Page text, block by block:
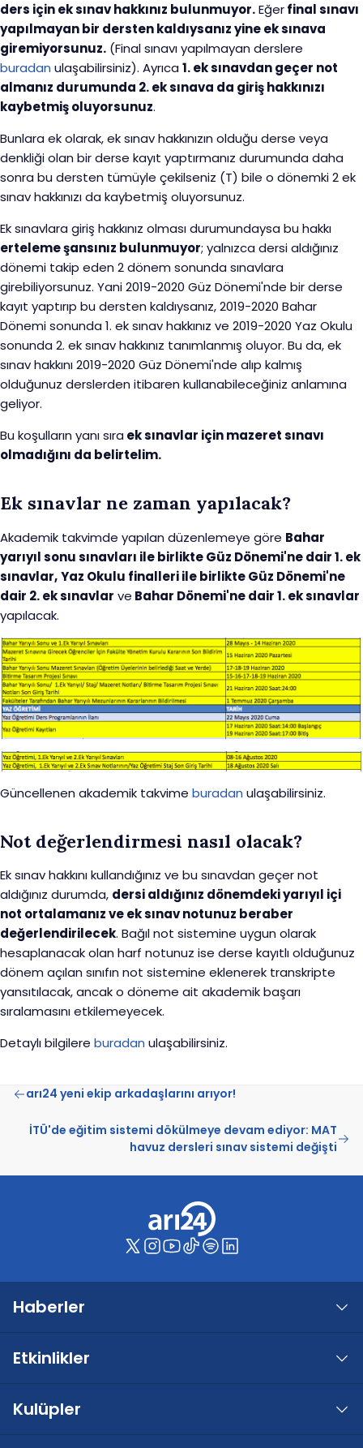
ders için ek sınav hakkınız bulunmuyor.Eğerfinal sınavı
yapılmayan bir dersten kaldıysanız yine ek sınava
giremiyorsunuz. (Final sınavı yapılmayan derslere
buradan ulaşabilirsiniz). Ayrıca 1. ek sınavdan geçer not
almanız durumunda 2. ek sınava da giriş hakkınızı
kaybetmiş oluyorsunuz.
Bunlara ek olarak, ek sınav hakkınızın olduğu derse veya
denkliği olan bir derse kayıt yaptırmanız durumunda daha
sonra bu dersten tümüyle çekilseniz (T) bile o dönemki 2 ek
sınav hakkınızı da kaybetmiş oluyorsunuz.
Ek sınavlara giriş hakkınız olması durumundaysa bu hakkı
erteleme şansınız bulunmuyor; yalnızca dersi aldığınız
dönemi takip eden 2 dönem sonunda sınavlara
girebiliyorsunuz. Yani 2019-2020 Güz Dönemi'nde bir derse
kayıt yaptırıp bu dersten kaldıysanız, 2019-2020 Bahar
Dönemi sonunda 1. ek sınav hakkınız ve 2019-2020 Yaz Okulu
sonunda 2. ek sınav hakkınız tanımlanmış oluyor. Bu da, ek
sınav hakkını 2019-2020 Güz Dönemi'nde alıp kalmış
olduğunuz derslerden itibaren kullanabileceğiniz anlamına
geliyor.
Bu koşulların yanı sıra ek sınavlar için mazeret sınavı
olmadığını da belirtelim.
Ek sınavlar ne zaman yapılacak?
Akademik takvimde yapılan düzenlemeye göre Bahar
yarıyıl sonu sınavları ile birlikte Güz Dönemi'ne dair 1. ek
sınavlar,Yaz Okulu finalleri ile birlikte Güz Dönemi'ne
dair 2. ek sınavlar ve Bahar Dönemi'ne dair 1. ek sınavlar
yapılacak.
Güncellenen akademik takvime buradan ulaşabilirsiniz.
Not değerlendirmesi nasıl olacak?
Ek sınav hakkını kullandığınız ve bu sınavdan geçer not
aldığınız durumda, dersi aldığınız dönemdeki yarıyıl içi
not ortalamanız ve ek sınav notunuz beraber
değerlendirilecek. Bağıl not sistemine uygun olarak
hesaplanacak olan harf notunuz ise derse kayıtlı olduğunuz
dönem açılan sınıfın not sistemine eklenerek transkripte
yansıtılacak, ancak o döneme ait akademik başarı
sıralamasını etkilemeyecek.
Detaylı bilgilere buradan ulaşabilirsiniz.
arı24 yeni ekip arkadaşlarını arıyor!
İTÜ'de eğitim sistemi dökülmeye devam ediyor: MAT
havuz dersleri sınav sistemi değişti
Haberler
Etkinlikler
Kulüpler